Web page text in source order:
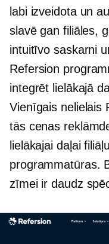
labi izveidotaun
slavē gan filiāles,
intuitīvo saskarni
Refersion
integrēt lielākajā
Vienīgais nelielais
tās cenas
lielākajai daļai
programmatūras.
zīmei ir daudz